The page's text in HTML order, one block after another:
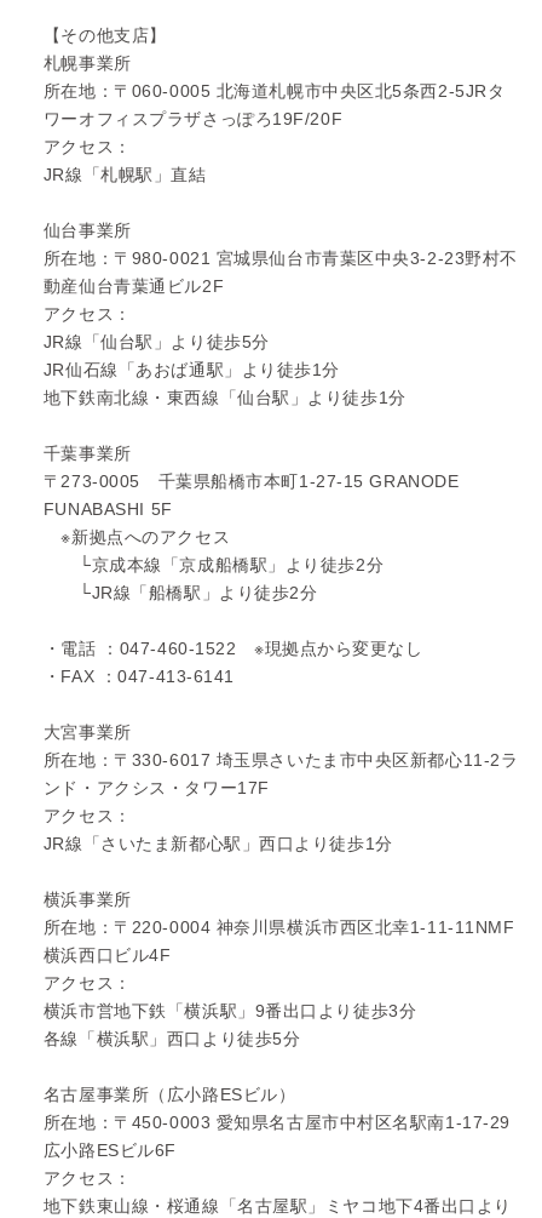
【その他支店】
札幌事業所
所在地：〒060-0005 北海道札幌市中央区北5条西2-5JRタ
ワーオフィスプラザさっぽろ19F/20F
アクセス：
JR線「札幌駅」直結
仙台事業所
所在地：〒980-0021 宮城県仙台市青葉区中央3-2-23野村不
動産仙台青葉通ビル2F
アクセス：
JR線「仙台駅」より徒歩5分
JR仙石線「あおば通駅」より徒歩1分
地下鉄南北線・東西線「仙台駅」より徒歩1分
千葉事業所
〒273-0005 千葉県船橋市本町1-27-15 GRANODE
FUNABASHI 5F
※新拠点へのアクセス
└京成本線「京成船橋駅」より徒歩2分
└JR線「船橋駅」より徒歩2分
・電話 ：047-460-1522 ※現拠点から変更なし
・FAX ：047-413-6141
大宮事業所
所在地：〒330-6017 埼玉県さいたま市中央区新都心11-2ラ
ンド・アクシス・タワー17F
アクセス：
JR線「さいたま新都心駅」西口より徒歩1分
横浜事業所
所在地：〒220-0004 神奈川県横浜市西区北幸1-11-11NMF
横浜西口ビル4F
アクセス：
横浜市営地下鉄「横浜駅」9番出口より徒歩3分
各線「横浜駅」西口より徒歩5分
名古屋事業所（広小路ESビル）
所在地：〒450-0003 愛知県名古屋市中村区名駅南1-17-29
広小路ESビル6F
アクセス：
地下鉄東山線・桜通線「名古屋駅」ミヤコ地下4番出口より